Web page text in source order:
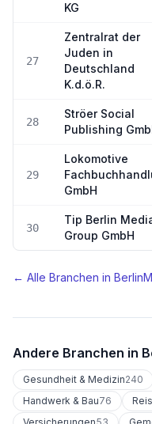
KG
27
Zentralrat der
Juden in
Deutschland
K.d.ö.R.
28
Ströer Social
Publishing
29
Lokomotive
GmbH
30
Tip Berlin
Group GmbH
← Alle Branchen in Berlin
Andere Branchen in
Gesundheit & Medizin240
Handwerk & Bau76